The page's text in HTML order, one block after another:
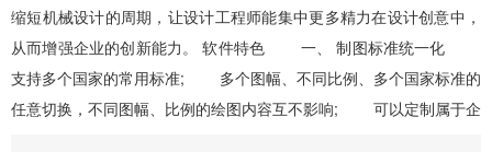
缩短机械设计的周期，让设计工程师能集中更多精力在设计创意中，
从而增强企业的创新能力。 软件特色 一、 制图标准统一化
支持多个国家的常用标准; 多个图幅、不同比例、多个国家标准的
任意切换，不同图幅、比例的绘图内容互不影响; 可以定制属于企